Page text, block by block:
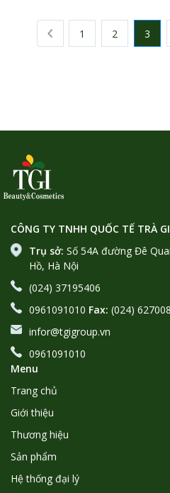
1 2 3
CÔNG TY TNHH QUỐC TẾ TRÀ
Trụ sở: Số 54A đường Đê
Hồ, Hà Nội
(024) 37195406
0961091010 Fax: (024)
infor@tgigroup.vn
0961091010
Menu
Trang chủ
Giới thiệu
Thương hiệu
Sản phẩm
Hệ thống đại lý